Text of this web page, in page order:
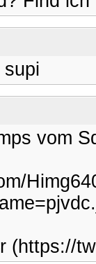
vom
(https://